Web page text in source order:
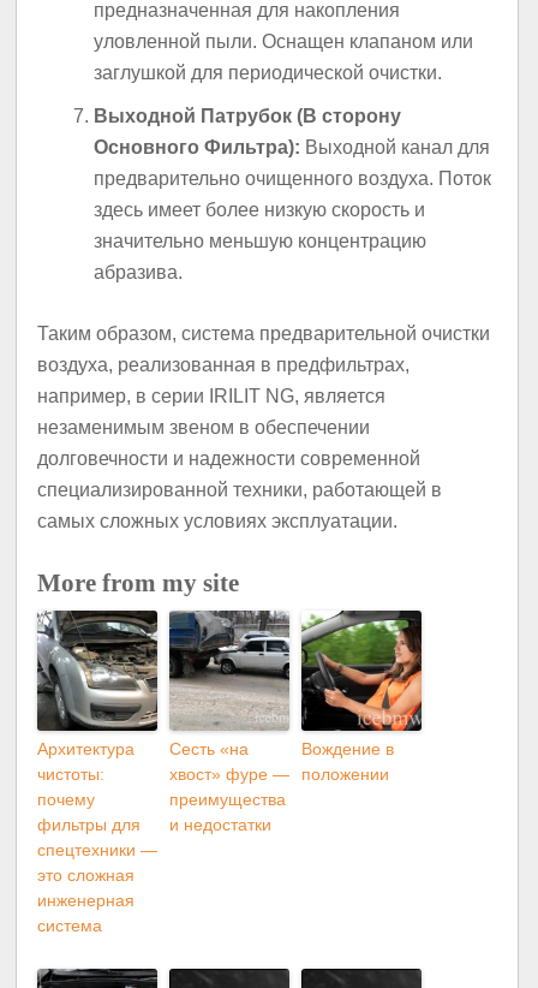
предназначенная для накопления
уловленной пыли. Оснащен клапаном или
заглушкой для периодической очистки.
Выходной Патрубок (В сторону
Основного Фильтра): Выходной канал для
предварительно очищенного воздуха. Поток
здесь имеет более низкую скорость и
значительно меньшую концентрацию
абразива.
Таким образом, система предварительной очистки
воздуха, реализованная в предфильтрах,
например, в серии IRILIT NG, является
незаменимым звеном в обеспечении
долговечности и надежности современной
специализированной техники, работающей в
самых сложных условиях эксплуатации.
More from my site
Архитектура
чистоты:
почему
фильтры для
спецтехники —
это сложная
инженерная
система
Сесть «на
хвост» фуре —
преимущества
и недостатки
Вождение в
положении